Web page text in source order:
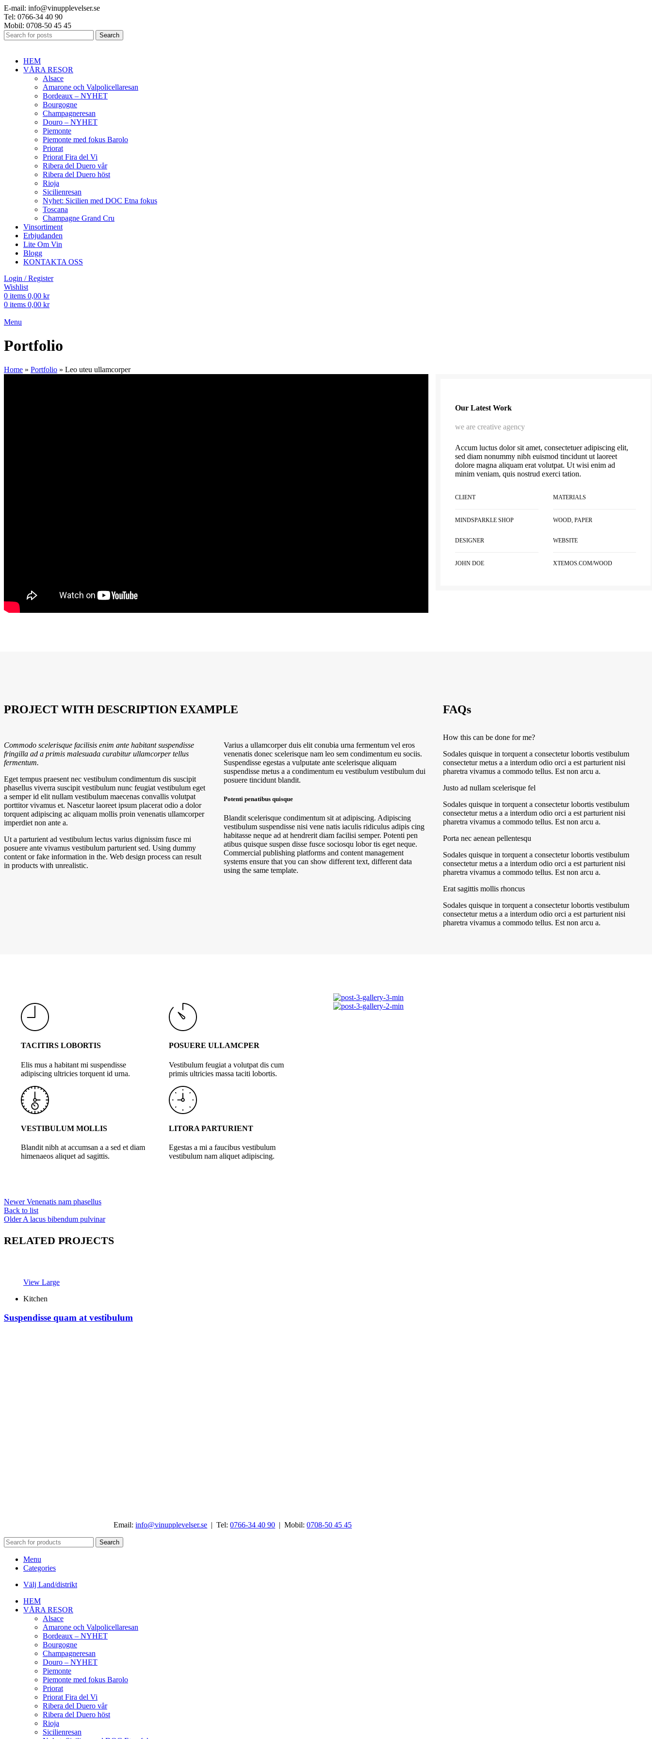
E-mail: info@vinupplevelser.se
Tel: 0766-34 40 90
Mobil: 0708-50 45 45
Search
HEM
VÅRA RESOR
Alsace
Amarone och Valpolicellaresan
Bordeaux – NYHET
Bourgogne
Champagneresan
Douro – NYHET
Piemonte
Piemonte med fokus Barolo
Priorat
Priorat Fira del Vi
Ribera del Duero vår
Ribera del Duero höst
Rioja
Sicilienresan
Nyhet: Sicilien med DOC Etna fokus
Toscana
Champagne Grand Cru
Vinsortiment
Erbjudanden
Lite Om Vin
Blogg
KONTAKTA OSS
Login / Register
Wishlist
0 items 0,00 kr
0 items 0,00 kr
Menu
Portfolio
Home » Portfolio » Leo uteu ullamcorper
Our Latest Work
we are creative agency
Accum luctus dolor sit amet, consectetuer adipiscing elit,
sed diam nonummy nibh euismod tincidunt ut laoreet
dolore magna aliquam erat volutpat. Ut wisi enim ad
minim veniam, quis nostrud exerci tation.
CLIENT
MINDSPARKLE SHOP
DESIGNER
JOHN DOE
MATERIALS
WOOD, PAPER
WEBSITE
XTEMOS.COM/WOOD
PROJECT WITH DESCRIPTION EXAMPLE
Commodo scelerisque facilisis enim ante habitant suspendisse
fringilla ad a primis malesuada curabitur ullamcorper tellus
fermentum.
Eget tempus praesent nec vestibulum condimentum dis suscipit
phasellus viverra suscipit vestibulum nunc feugiat vestibulum eget
a semper id elit nullam vestibulum maecenas convallis volutpat
porttitor vivamus et. Nascetur laoreet ipsum placerat odio a dolor
torquent adipiscing ac aliquam mollis proin venenatis ullamcorper
imperdiet non ante a.
Ut a parturient ad vestibulum lectus varius dignissim fusce mi
posuere ante vivamus vestibulum parturient sed. Using dummy
content or fake information in the. Web design process can result
in products with unrealistic.
Varius a ullamcorper duis elit conubia urna fermentum vel eros
venenatis donec scelerisque nam leo sem condimentum eu sociis.
Suspendisse egestas a vulputate ante scelerisque aliquam
suspendisse metus a a condimentum eu vestibulum vestibulum dui
posuere tincidunt blandit.
Potenti penatibus quisque
Blandit scelerisque condimentum sit at adipiscing. Adipiscing
vestibulum suspendisse nisi vene natis iaculis ridiculus adipis cing
habitasse neque ad at hendrerit diam facilisi semper. Potenti pen
atibus quisque suspen disse fusce sociosqu lobor tis eget neque.
Commercial publishing platforms and content management
systems ensure that you can show different text, different data
using the same template.
FAQs
How this can be done for me?
Sodales quisque in torquent a consectetur lobortis vestibulum
consectetur metus a a interdum odio orci a est parturient nisi
pharetra vivamus a commodo tellus. Est non arcu a.
Justo ad nullam scelerisque fel
Sodales quisque in torquent a consectetur lobortis vestibulum
consectetur metus a a interdum odio orci a est parturient nisi
pharetra vivamus a commodo tellus. Est non arcu a.
Porta nec aenean pellentesqu
Sodales quisque in torquent a consectetur lobortis vestibulum
consectetur metus a a interdum odio orci a est parturient nisi
pharetra vivamus a commodo tellus. Est non arcu a.
Erat sagittis mollis rhoncus
Sodales quisque in torquent a consectetur lobortis vestibulum
consectetur metus a a interdum odio orci a est parturient nisi
pharetra vivamus a commodo tellus. Est non arcu a.
TACITIRS LOBORTIS
Elis mus a habitant mi suspendisse
adipiscing ultricies torquent id urna.
VESTIBULUM MOLLIS
Blandit nibh at accumsan a a sed et diam
himenaeos aliquet ad sagittis.
POSUERE ULLAMCPER
Vestibulum feugiat a volutpat dis cum
primis ultricies massa taciti lobortis.
LITORA PARTURIENT
Egestas a mi a faucibus vestibulum
vestibulum nam aliquet adipiscing.
Newer Venenatis nam phasellus
Back to list
Older A lacus bibendum pulvinar
RELATED PROJECTS
View Large
Kitchen
Suspendisse quam at vestibulum
Email:info@vinupplevelser.se | Tel:0766-34 40 90 | Mobil:0708-50 45 45
Search
Menu
Categories
Välj Land/distrikt
HEM
VÅRA RESOR
Alsace
Amarone och Valpolicellaresan
Bordeaux – NYHET
Bourgogne
Champagneresan
Douro – NYHET
Piemonte
Piemonte med fokus Barolo
Priorat
Priorat Fira del Vi
Ribera del Duero vår
Ribera del Duero höst
Rioja
Sicilienresan